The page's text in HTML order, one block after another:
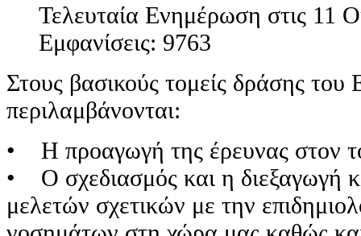
Τελευταία Ενημέρωση στις 11
Εμφανίσεις: 9763
Στους βασικούς τομείς δράσης
περιλαμβάνονται:
• Η προαγωγή της έρευνας στον
• Ο σχεδιασμός και η διεξαγωγή
μελετών σχετικών με την